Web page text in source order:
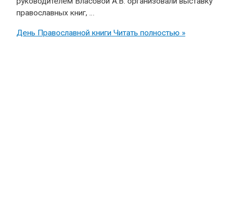
православных книг, …
День Православной книгиЧитать полностью »